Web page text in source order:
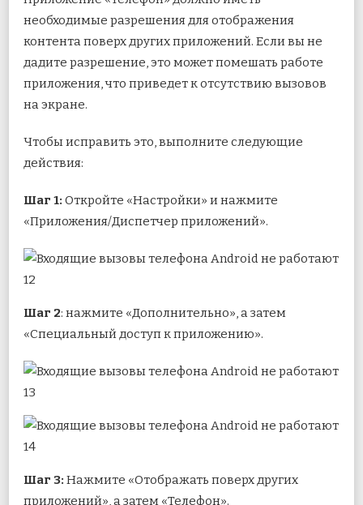
необходимые разрешения для отображения
контента поверх других приложений. Если вы не
дадите разрешение, это может помешать работе
приложения, что приведет к отсутствию вызовов
на экране.
Чтобы исправить это, выполните следующие
действия:
Шаг 1: Откройте «Настройки» и нажмите
«Приложения/Диспетчер приложений».
Шаг 2: нажмите «Дополнительно», а затем
«Специальный доступ к приложению».
Шаг 3: Нажмите «Отображать поверх других
приложений», а затем «Телефон».